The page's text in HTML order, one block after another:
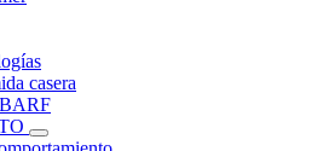
casera